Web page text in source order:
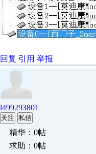
回复 引用 举报
l499293801
关注 私信
精华：0帖
求助：0帖